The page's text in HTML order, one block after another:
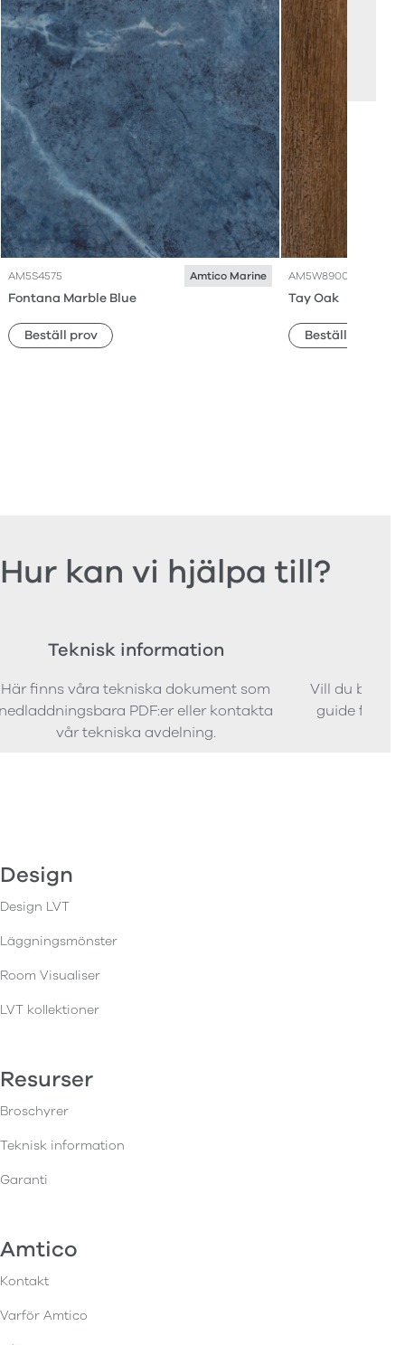
AM5S4575 Amtico Marine
Fontana Marble Blue
Beställ prov
AM5W8900
Tay Oak
Beställ prov
Hur kan vi hjälpa till?
Teknisk information
Här finns våra tekniska dokument som
PDF:er eller kontakta
vår tekniska avdelning.
Vill du
guide för
Design
Design LVT
Läggningsmönster
Room Visualiser
LVT kollektioner
Resurser
Broschyrer
Teknisk information
Garanti
Amtico
Kontakt
Varför Amtico